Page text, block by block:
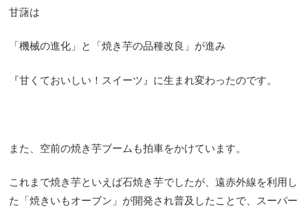
甘藷は
「機械の進化」と「焼き芋の品種改良」が進み
『甘くておいしい！スイーツ』に生まれ変わったのです。
また、空前の焼き芋ブームも拍車をかけています。
これまで焼き芋といえば石焼き芋でしたが、遠赤外線を利用し
た「焼きいもオーブン」が開発され普及したことで、スーパー